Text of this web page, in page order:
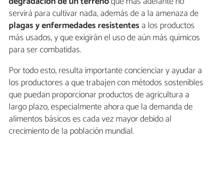
servirá para cultivar nada, además de a la amenaza de
plagas y enfermedades resistentes a los productos
más usados, y que exigirán el uso de aún más químicos
para ser combatidas.
Por todo esto, resulta importante concienciar y ayudar a
los productores a que trabajen con métodos sostenibles
que puedan proporcionar productos de agricultura a
largo plazo, especialmente ahora que la demanda de
alimentos básicos es cada vez mayor debido al
crecimiento de la población mundial.